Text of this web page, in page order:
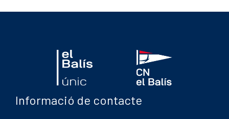
Informació de contacte